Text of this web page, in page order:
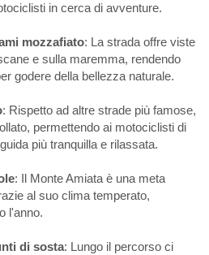
in cerca di avventure.
mozzafiato: La strada offre viste
e sulla maremma, rendendo
godere della bellezza naturale.
: Rispetto ad altre strade più famose,
permettendo ai motociclisti di
più tranquilla e rilassata.
: Il Monte Amiata è una meta
al suo clima temperato,
l'anno.
di sosta: Lungo il percorso ci